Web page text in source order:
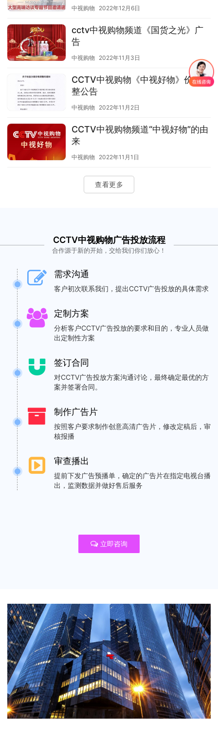
中视购物 2022年12月6日
cctv中视购物频道《国货之光》广
告
中视购物 2022年11月3日
CCTV中视购物《中视好物》价格调
整公告
中视购物 2022年11月2日
CCTV中视购物频道“中视好物”的由
来
中视购物 2022年11月1日
查看更多
CCTV中视购物广告投放流程
合作源于新的开始，交给我们你们放心！
需求沟通
客户初次联系我们，提出CCTV广告投放的具体需求
定制方案
分析客户CCTV广告投放的要求和目的，专业人员做
出定制性方案
签订合同
对CCTV广告投放方案沟通讨论，最终确定最优的方
案并签署合同。
制作广告片
按照客户要求制作创意高清广告片，修改定稿后，审
核报播
审查播出
提前下发广告预播单，确定的广告片在指定电视台播
出，监测数据并做好售后服务
立即咨询